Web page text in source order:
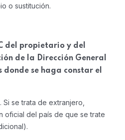
o sustitución.
del propietario y del
de la Dirección General
donde se haga constar el
se trata de extranjero,
oficial del país de que se trate